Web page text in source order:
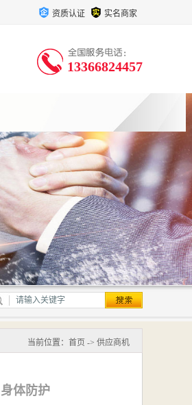
资质认证 实名商家
13366824457
当前位置： 首页 -> 供应商机
体防护